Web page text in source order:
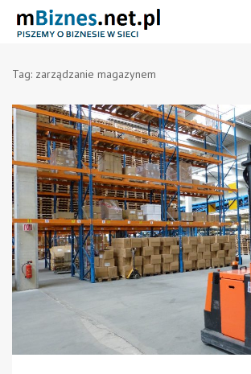
Tag: zarządzanie magazynem